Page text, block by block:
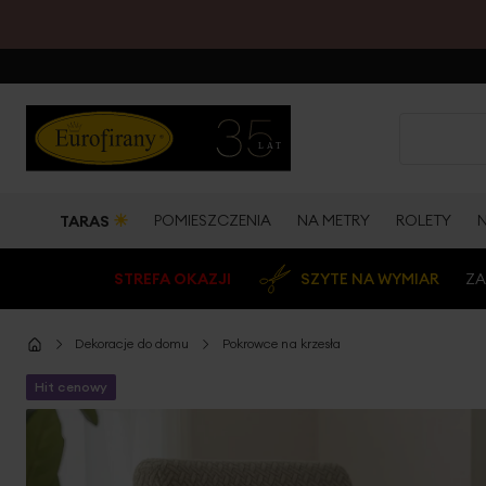
TARAS ☀ POMIESZCZENIA NA METRY ROLETY
STREFA OKAZJI SZYTE NA WYMIAR
Dekoracje do domu Pokrowce na krzesła
Przejdź
koniec
Hit cenowy